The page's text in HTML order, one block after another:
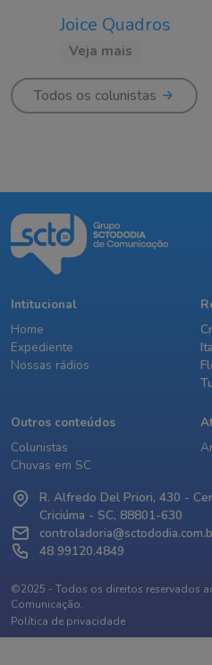
Joice Quadros
Veja mais
Todos os colunistas
Intitucional
Home
Expediente
Nossas rádios
Outros conteúdos
Colunistas
Chuvas em SC
R. Alfredo Del Priori, 430 -
Criciúma - SC, 88801-630
48 99120.4849
©2025 - Todos os direitos reservados
Comunicação.
Política de privacidade